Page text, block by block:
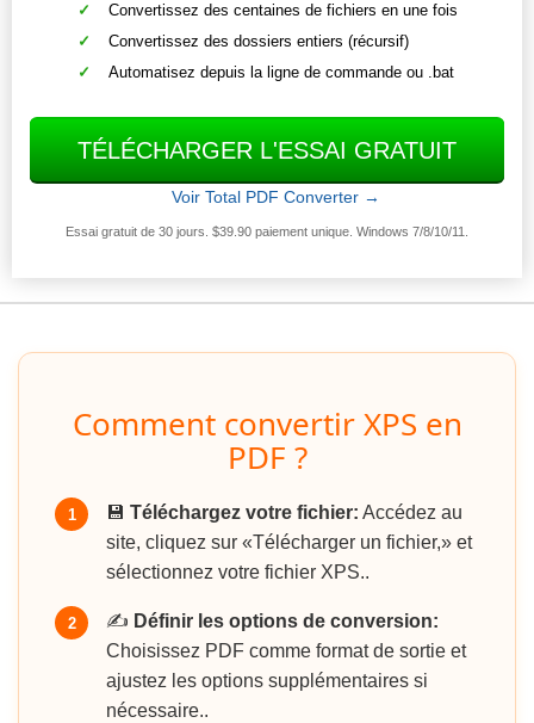
Convertissez des centaines de fichiers en une fois
Convertissez des dossiers entiers (récursif)
Automatisez depuis la ligne de commande ou .bat
TÉLÉCHARGER L'ESSAI GRATUIT
Voir Total PDF Converter →
Essai gratuit de 30 jours. $39.90 paiement unique. Windows 7/8/10/11.
Comment convertir XPS en
PDF ?
1 💾 Téléchargez votre fichier: Accédez au
site, cliquez sur «Télécharger un fichier,» et
sélectionnez votre fichier XPS..
2 ✍️ Définir les options de conversion:
Choisissez PDF comme format de sortie et
ajustez les options supplémentaires si
nécessaire..